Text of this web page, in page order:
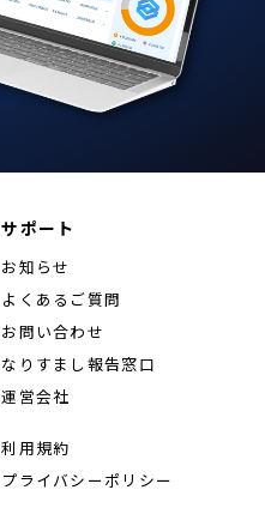
サポート
お知らせ
よくあるご質問
お問い合わせ
なりすまし報告窓口
運営会社
利用規約
プライバシーポリシー